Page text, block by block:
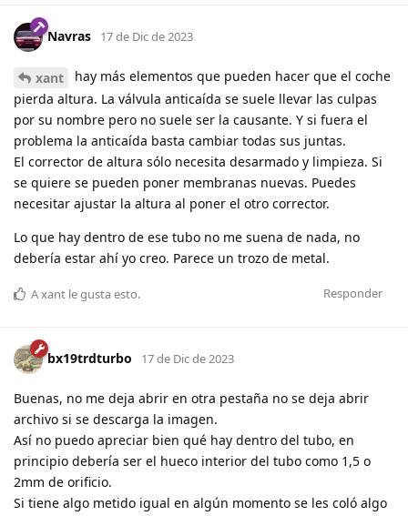
Navras 17 de Dic de 2023
xant
hay más elementos que pueden hacer que el coche
pierda altura. La válvula anticaída se suele llevar las culpas
por su nombre pero no suele ser la causante. Y si fuera el
problema la anticaída basta cambiar todas sus juntas.
El corrector de altura sólo necesita desarmado y limpieza. Si
se quiere se pueden poner membranas nuevas. Puedes
necesitar ajustar la altura al poner el otro corrector.
Lo que hay dentro de ese tubo no me suena de nada, no
debería estar ahí yo creo. Parece un trozo de metal.
Responder
Axant le gusta esto.
bx19trdturbo 17 de Dic de 2023
Buenas, no me deja abrir en otra pestaña no se deja abrir
archivo si se descarga la imagen.
Así no puedo apreciar bien qué hay dentro del tubo, en
principio debería ser el hueco interior del tubo como 1,5 o
2mm de orificio.
Si tiene algo metido igual en algún momento se les coló algo